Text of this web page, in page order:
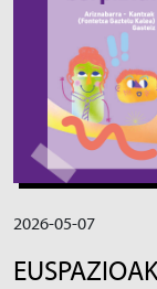
2026-05-07